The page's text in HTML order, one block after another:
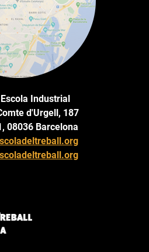
Industrial
d'Urgell, 187
08036 Barcelona